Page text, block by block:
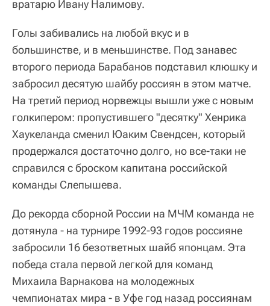
вратарю Ивану Налимову.
Голы забивались на любой вкус и в
большинстве, и в меньшинстве. Под занавес
второго периода Барабанов подставил клюшку и
забросил десятую шайбу россиян в этом матче.
На третий период норвежцы вышли уже с новым
голкипером: пропустившего "десятку" Хенрика
Хаукеланда сменил Юаким Свендсен, который
продержался достаточно долго, но все-таки не
справился с броском капитана российской
команды Слепышева.
До рекорда сборной России на МЧМ команда не
дотянула - на турнире 1992-93 годов россияне
забросили 16 безответных шайб японцам. Эта
победа стала первой легкой для команд
Михаила Варнакова на молодежных
чемпионатах мира - в Уфе год назад россиянам